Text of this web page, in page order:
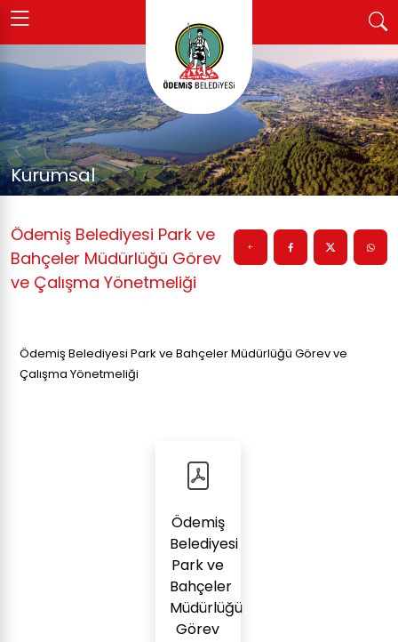
Kurumsal
Ödemiş Belediyesi Park ve
Bahçeler Müdürlüğü Görev
ve Çalışma Yönetmeliği
Ödemiş Belediyesi Park ve Bahçeler Müdürlüğü Görev ve
Çalışma Yönetmeliği
Ödemiş
Belediyesi
Park ve
Bahçeler
Müdürlüğü
Görev